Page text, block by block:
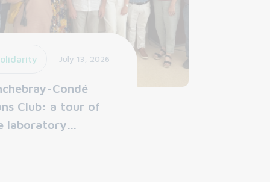
July 13, 2026
Condé
Club: a tour of
laboratory…